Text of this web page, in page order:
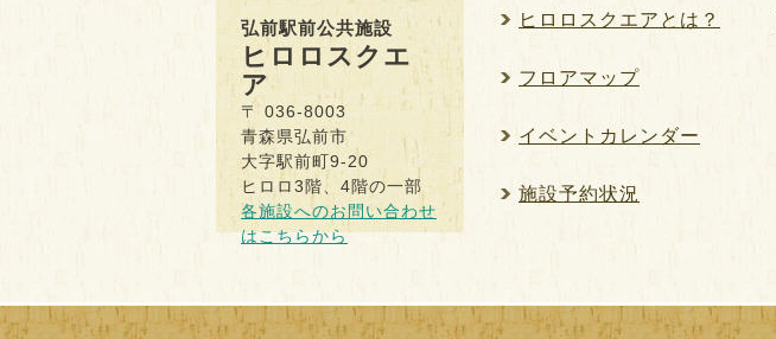
弘前駅前公共施設
ヒロロスクエ
ア
〒 036-8003
青森県弘前市
大字駅前町9-20
ヒロロ3階、4階の一部
各施設へのお問い合わせ
はこちらから
ヒロロスクエアとは？
フロアマップ
イベントカレンダー
施設予約状況